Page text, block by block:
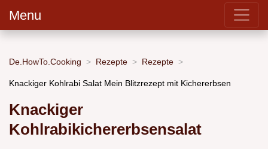
Menu
De.HowTo.Cooking Rezepte Rezepte
Knackiger Kohlrabi Salat Mein Blitzrezept mit Kichererbsen
Knackiger
Kohlrabikichererbsensalat